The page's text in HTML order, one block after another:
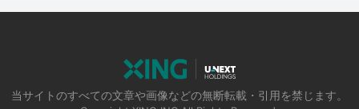
当サイトのすべての文章や画像などの無断転載・引用を禁じます。